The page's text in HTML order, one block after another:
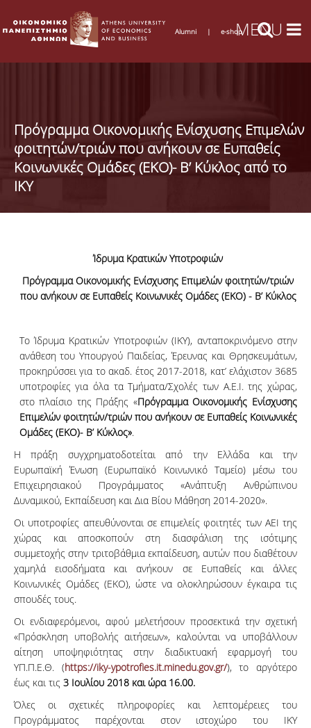
Alumni | e-shop
Πρόγραμμα Οικονομικής Ενίσχυσης Επιμελών
φοιτητών/τριών που ανήκουν σε Ευπαθείς
Κοινωνικές Ομάδες (ΕΚΟ)- Β’ Κύκλος από το
ΙΚΥ
Ίδρυμα Κρατικών Υποτροφιών
Πρόγραμμα Οικονομικής Ενίσχυσης Επιμελών φοιτητών/τριών
που ανήκουν σε Ευπαθείς Κοινωνικές Ομάδες (ΕΚΟ) - Β’ Κύκλος
Το Ίδρυμα Κρατικών Υποτροφιών (ΙΚΥ), ανταποκρινόμενο στην
ανάθεση του Υπουργού Παιδείας, Έρευνας και Θρησκευμάτων,
προκηρύσσει για το ακαδ. έτος 2017-2018, κατ’ ελάχιστον 3685
υποτροφίες για όλα τα Τμήματα/Σχολές των Α.Ε.Ι. της χώρας,
στο πλαίσιο της Πράξης «Πρόγραμμα Οικονομικής Ενίσχυσης
Επιμελών φοιτητών/τριών που ανήκουν σε Ευπαθείς Κοινωνικές
Ομάδες (ΕΚΟ)- Β’ Κύκλος».
Η πράξη συγχρηματοδοτείται από την Ελλάδα και την
Ευρωπαϊκή Ένωση (Ευρωπαϊκό Κοινωνικό Ταμείο) μέσω του
Επιχειρησιακού Προγράμματος «Ανάπτυξη Ανθρώπινου
Δυναμικού, Εκπαίδευση και Δια Βίου Μάθηση 2014-2020».
Οι υποτροφίες απευθύνονται σε επιμελείς φοιτητές των ΑΕΙ της
χώρας και αποσκοπούν στη διασφάλιση της ισότιμης
συμμετοχής στην τριτοβάθμια εκπαίδευση, αυτών που διαθέτουν
χαμηλά εισοδήματα και ανήκουν σε Ευπαθείς και άλλες
Κοινωνικές Ομάδες (ΕΚΟ), ώστε να ολοκληρώσουν έγκαιρα τις
σπουδές τους.
Οι ενδιαφερόμενοι, αφού μελετήσουν προσεκτικά την σχετική
«Πρόσκληση υποβολής αιτήσεων», καλούνται να υποβάλλουν
αίτηση υποψηφιότητας στην διαδικτυακή εφαρμογή του
ΥΠ.Π.Ε.Θ. (https://iky-ypotrofies.it.minedu.gov.gr/), το αργότερο
έως και τις 3 Ιουλίου 2018 και ώρα 16.00.
Όλες οι σχετικές πληροφορίες και λεπτομέρειες του
Προγράμματος παρέχονται στον ιστοχώρο του ΙΚΥ